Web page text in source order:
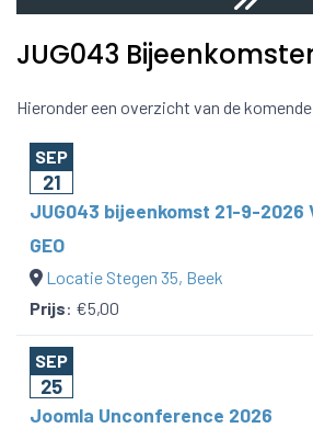
JUG043
Hieronder een overzicht van de
SEP
21
JUG043 bijeenkomst 21-9-2026
GEO
Locatie Stegen 35, Beek
Prijs: €5,00
SEP
25
Joomla Unconference 2026